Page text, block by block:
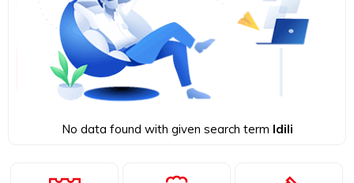
No data found with given search term Idili